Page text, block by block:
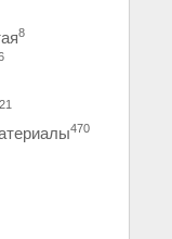
8
21
470